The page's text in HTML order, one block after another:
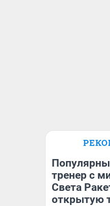
тренер с
Света
открытую